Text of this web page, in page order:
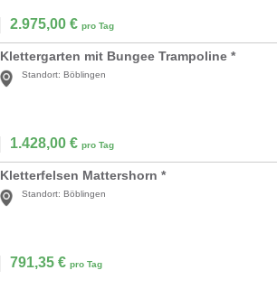
2.975,00 € pro Tag
Klettergarten mit Bungee Trampoline *
Standort: Böblingen
1.428,00 € pro Tag
Kletterfelsen Mattershorn *
Standort: Böblingen
791,35 € pro Tag